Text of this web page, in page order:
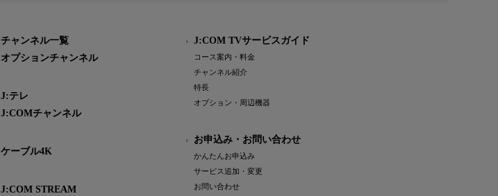
チャンネル一覧
オプションチャンネル
J:テレ
J:COMチャンネル
ケーブル4K
J:COM STREAM
J:COM TVサービスガイド
コース案内・料金
チャンネル紹介
特長
オプション・周辺機器
お申込み・お問い合わせ
かんたんお申込み
サービス追加・変更
お問い合わせ